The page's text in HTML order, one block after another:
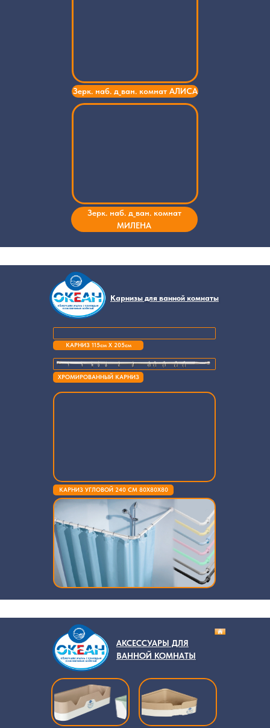
КАРНИЗ 115см Х 205см
КАРНИЗ УГЛОВОЙ 240 СМ 80Х80Х80
ХРОМИРОВАННЫЙ КАРНИЗ
Карнизы для ванной комнаты
АКСЕССУАРЫ ДЛЯ
ВАННОЙ КОМНАТЫ